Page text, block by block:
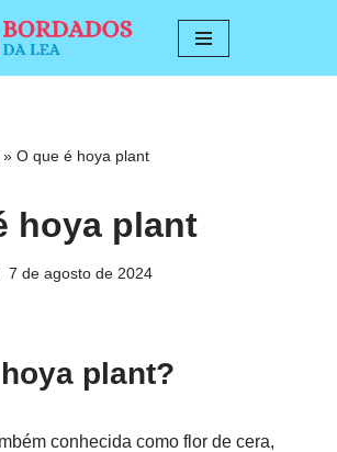
» O que é hoya plant
hoya plant
7 de agosto de 2024
plant?
conhecida como flor de cera,